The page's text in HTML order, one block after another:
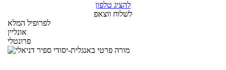
להציג טלפון
לשלוח ווצאפ
לפרופיל המלא
אונליין
פרונטלי